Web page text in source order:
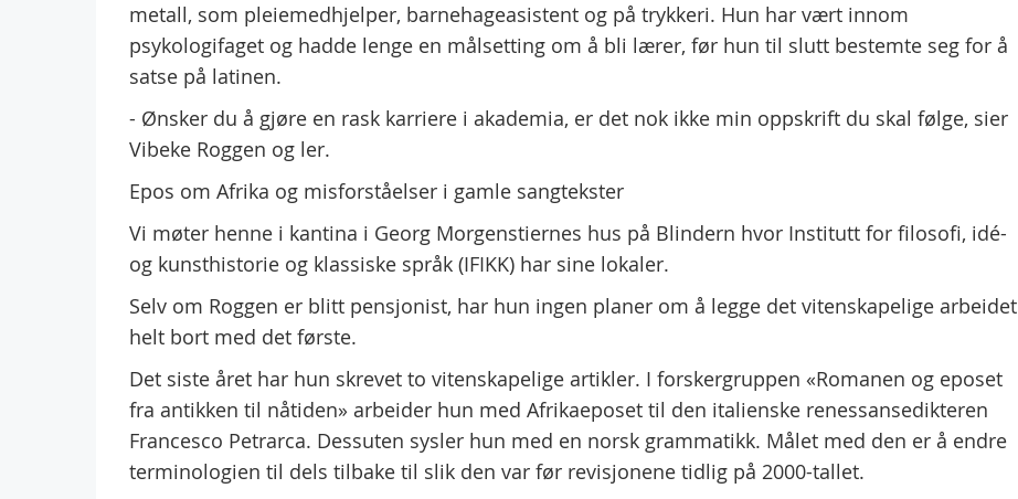
metall, som pleiemedhjelper, barnehageasistent og på trykkeri. Hun har vært innom
psykologifaget og hadde lenge en målsetting om å bli lærer, før hun til slutt bestemte seg for å
satse på latinen.
- Ønsker du å gjøre en rask karriere i akademia, er det nok ikke min oppskrift du skal følge, sier
Vibeke Roggen og ler.
Epos om Afrika og misforståelser i gamle sangtekster
Vi møter henne i kantina i Georg Morgenstiernes hus på Blindern hvor Institutt for filosofi, idé-
og kunsthistorie og klassiske språk (IFIKK) har sine lokaler.
Selv om Roggen er blitt pensjonist, har hun ingen planer om å legge det vitenskapelige arbeidet
helt bort med det første.
Det siste året har hun skrevet to vitenskapelige artikler. I forskergruppen «Romanen og eposet
fra antikken til nåtiden» arbeider hun med Afrikaeposet til den italienske renessansedikteren
Francesco Petrarca. Dessuten sysler hun med en norsk grammatikk. Målet med den er å endre
terminologien til dels tilbake til slik den var før revisjonene tidlig på 2000-tallet.